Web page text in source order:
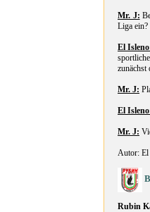
Mr. J:
Liga ein?
El
zunächst
Mr. J:
El
Mr. J:
Autor: El
Rubin